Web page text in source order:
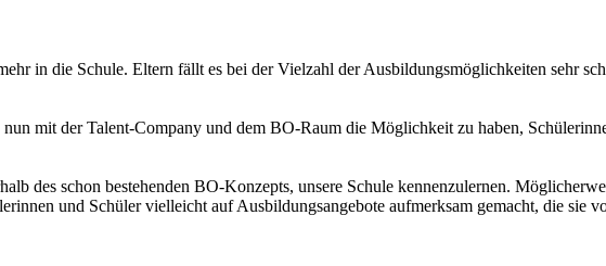
in die Schule. Eltern fällt es bei der Vielzahl der Ausbildungsmöglichkeiten sehr
mit der Talent-Company und dem BO-Raum die Möglichkeit zu haben,
des schon bestehenden BO-Konzepts, unsere Schule kennenzulernen.
und Schüler vielleicht auf Ausbildungsangebote aufmerksam gemacht, die sie